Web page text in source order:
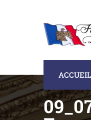
ACCUEIL